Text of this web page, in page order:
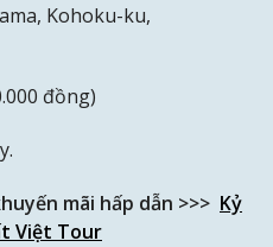
Kohoku-ku,
đồng)
mãi hấp dẫn >>> Kỷ
Việt Tour